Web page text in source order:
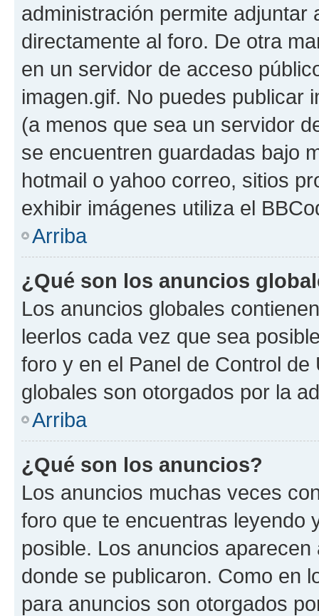
administración permite
directamente al foro. De otra
en un servidor de acceso
imagen.gif. No puedes publicar
(a menos que sea un servidor
se encuentren guardadas bajo
hotmail o yahoo correo, sitios
exhibir imágenes utiliza el
Arriba
¿Qué son los anuncios
Los anuncios globales
leerlos cada vez que sea
foro y en el Panel de Control
globales son otorgados por la
Arriba
¿Qué son los anuncios?
Los anuncios muchas veces
foro que te encuentras leyendo
posible. Los anuncios
donde se publicaron. Como en
para anuncios son otorgados